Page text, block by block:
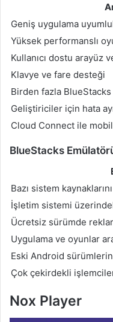
Geniş uygulama
Yüksek performanslı
Kullanıcı dostu arayüz
Klavye ve fare desteği
Birden fazla
Geliştiriciler için hata
Cloud Connect ile
BlueStacks
Bazı sistem
İşletim sistemi
Ücretsiz sürümde
Uygulama ve oyunlar
Eski Android
Çok çekirdekli
Nox Player